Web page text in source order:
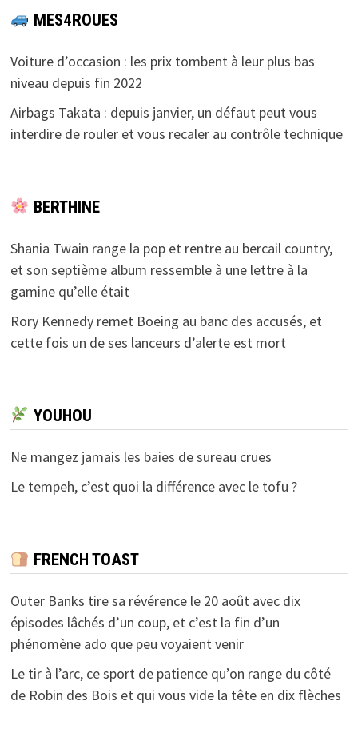
MES4ROUES
Voiture d’occasion : les prix tombent à leur plus bas
niveau depuis fin 2022
Airbags Takata : depuis janvier, un défaut peut vous
interdire de rouler et vous recaler au contrôle technique
BERTHINE
Shania Twain range la pop et rentre au bercail country,
et son septième album ressemble à une lettre à la
gamine qu’elle était
Rory Kennedy remet Boeing au banc des accusés, et
cette fois un de ses lanceurs d’alerte est mort
YOUHOU
Ne mangez jamais les baies de sureau crues
Le tempeh, c’est quoi la différence avec le tofu ?
FRENCH TOAST
Outer Banks tire sa révérence le 20 août avec dix
épisodes lâchés d’un coup, et c’est la fin d’un
phénomène ado que peu voyaient venir
Le tir à l’arc, ce sport de patience qu’on range du côté
de Robin des Bois et qui vous vide la tête en dix flèches